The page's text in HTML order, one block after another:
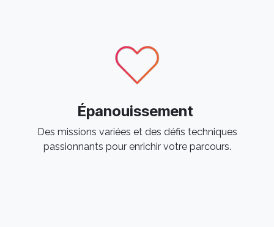
Épanouissement
Des missions variées et des défis techniques
passionnants pour enrichir votre parcours. ​